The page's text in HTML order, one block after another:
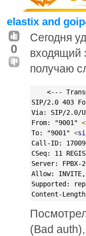
elastix and
0
Сегодня
входящий
получаю
<---
SIP/2.0 403
Via: SIP/2.0/
From: "9001" <
To: "9001" <
Call-ID:
CSeq: 11
Server:
Allow: INVITE,
Supported:
Content-
(Bad